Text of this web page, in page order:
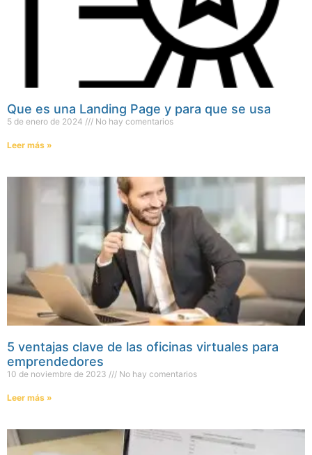
Que es una Landing Page y para que se usa
5 de enero de 2024 No hay comentarios
Leer más »
5 ventajas clave de las oficinas virtuales para
emprendedores
10 de noviembre de 2023 No hay comentarios
Leer más »